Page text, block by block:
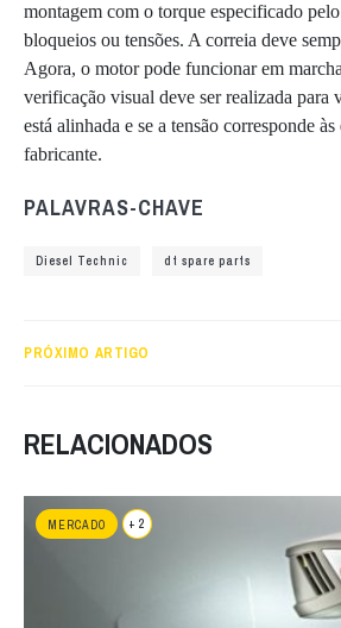
montagem com o torque especificado
bloqueios ou tensões. A correia deve
Agora, o motor pode funcionar em
verificação visual deve ser realizada para
está alinhada e se a tensão corresponde
fabricante.
PALAVRAS-CHAVE
Diesel Technic dt spare parts
PRÓXIMO ARTIGO
RELACIONADOS
MERCADO + 2